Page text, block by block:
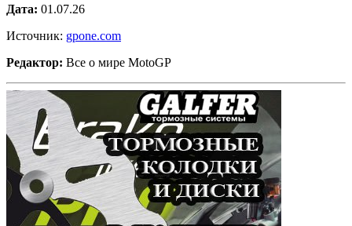
Дата: 01.07.26
Источник: gpone.com
Редактор: Все о мире MotoGP